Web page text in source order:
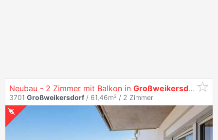
Neubau - 2 Zimmer mit Balkon in Großweikersdorf
3701 Großweikersdorf / 61,46m² / 2 Zimmer